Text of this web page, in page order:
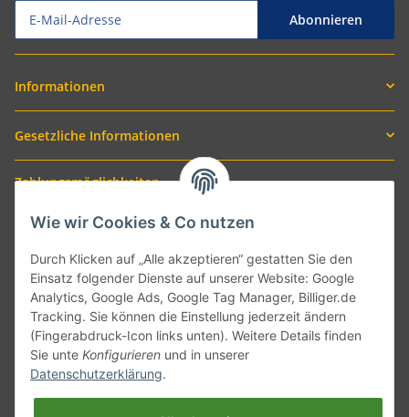
Abonnieren
Informationen
Gesetzliche Informationen
Zahlungsmöglichkeiten
Versand mit
Wie wir Cookies & Co nutzen
Durch Klicken auf „Alle akzeptieren“ gestatten Sie den
Einsatz folgender Dienste auf unserer Website: Google
Analytics, Google Ads, Google Tag Manager, Billiger.de
Tracking. Sie können die Einstellung jederzeit ändern
(Fingerabdruck-Icon links unten). Weitere Details finden
Sie unte Konfigurieren und in unserer
Datenschutzerklärung.